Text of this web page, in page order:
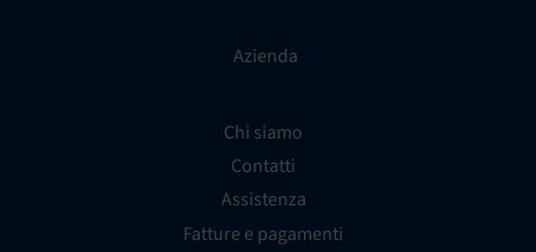
Azienda
Chi siamo
Contatti
Assistenza
Fatture e pagamenti